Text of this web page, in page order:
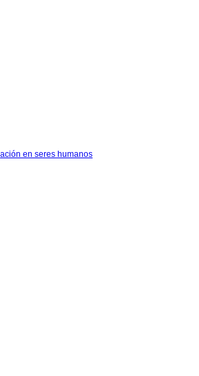
en seres humanos